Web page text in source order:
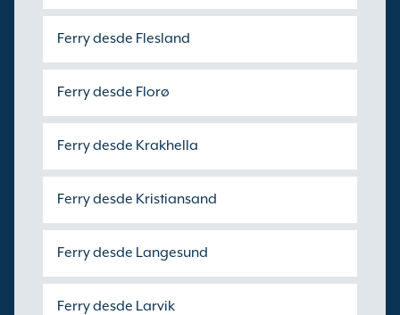
Ferry desde Flesland
Ferry desde Florø
Ferry desde Krakhella
Ferry desde Kristiansand
Ferry desde Langesund
Ferry desde Larvik